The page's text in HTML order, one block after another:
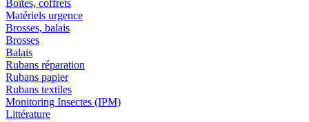
Boîtes, coffrets
Matériels urgence
Brosses, balais
Brosses
Balais
Rubans réparation
Rubans papier
Rubans textiles
Monitoring Insectes (IPM)
Littérature